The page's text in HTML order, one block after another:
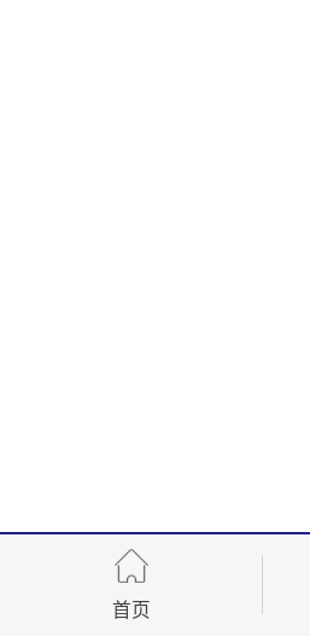
首页